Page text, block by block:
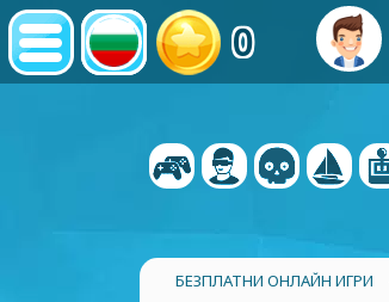
0
БЕЗПЛАТНИ ОНЛАЙН ИГРИ